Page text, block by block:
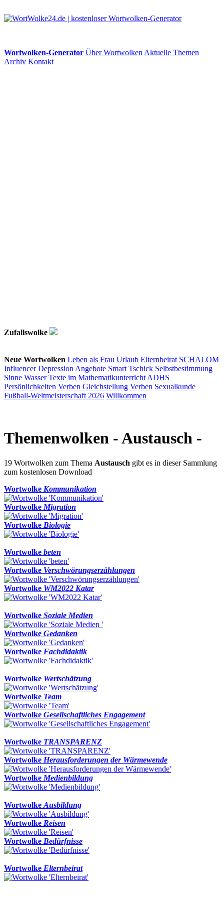
Wortwolken-Generator Über Wortwolken Aktuelle Themen
Archiv Kontakt
Zufallswolke
Neue Wortwolken Leben als Frau Urlaub Elternbeirat SCHALOM
Influencer Depression Angebote Smart Tschick Selbstbestimmung
Sinne Wasser Texte im Mathematikunterricht ADHS
Persönlichkeiten Verben Gleichstellung Verben Sexualkunde
Fußball-Weltmeisterschaft 2026 Willkommen
Themenwolken - Austausch -
19 Wortwolken zum Thema Austausch gibt es in dieser Sammlung
zum kostenlosen Download
Wortwolke Kommunikation
Wortwolke Migration
Wortwolke Biologie
Wortwolke beten
Wortwolke Verschwörungserzählungen
Wortwolke WM2022 Katar
Wortwolke Soziale Medien
Wortwolke Gedanken
Wortwolke Fachdidaktik
Wortwolke Wertschätzung
Wortwolke Team
Wortwolke Gesellschaftliches Engagement
Wortwolke TRANSPARENZ
Wortwolke Herausforderungen der Wärmewende
Wortwolke Medienbildung
Wortwolke Ausbildung
Wortwolke Reisen
Wortwolke Bedürfnisse
Wortwolke Elternbeirat